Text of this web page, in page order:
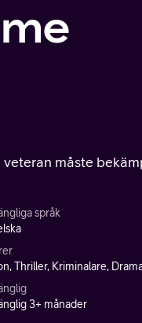
måste
språk
Thriller, Kriminalare,
3+ månader